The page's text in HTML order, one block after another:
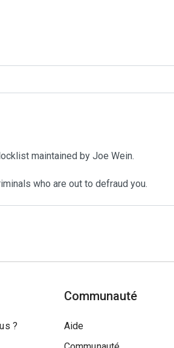
maintained by Joe Wein.
who are out to defraud you.
?
Communauté
Aide